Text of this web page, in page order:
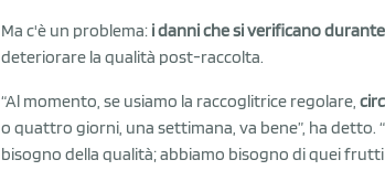
Ma c'è un problema: i danni che si verificano
deteriorare la qualità post-raccolta.
“Al momento, se usiamo la raccoglitrice regolare,
o quattro giorni, una settimana, va bene”, ha
bisogno della qualità; abbiamo bisogno di quei